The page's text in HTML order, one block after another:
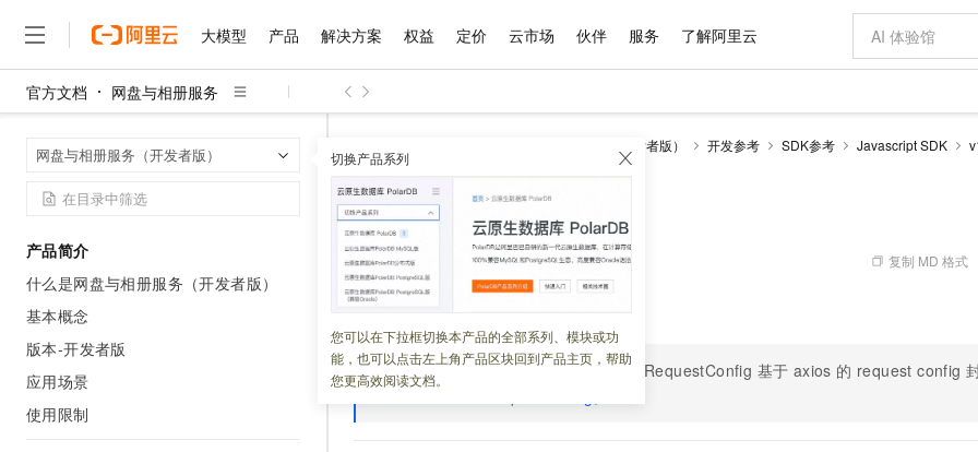
大模型 产品 解决方案 权益 定价 云市场 伙伴 服务 了解阿里云
官方文档 网盘与相册服务
网盘与相册服务（开发者版） 切换产品系列
您可以在下拉框切换本产品的全部系列、模块或功
能，也可以点击左上角产品区块回到产品主页，帮助
您更高效阅读文档。
产品简介
什么是网盘与相册服务（开发者版）
基本概念
版本-开发者版
应用场景
使用限制
网盘与相册服务（开发者版） 开发参考 SDK参考 Javascript SDK
角色授权
更新时间： 2025-12-22 03:01:28 复制 MD 格式
说明 请求参数中的 options: IPDSRequestConfig 基于 axios 的 request config
大模型
大模型
大模型
文本生成
Qwen3.8-Max HOT
智能体时代全能旗舰模型
Qwen3.7-Plus
Kimi 最新旗舰模型，长程编程与推理利器
Deepseek-v4-pro
让文字生成
产品
精选产品
人工智能与机器学习
容器
存储
精选产品
大模型服务平台百炼
大模型服务与应用平台
千问大模型
多元化、高性能、安全可靠的大模型服务
无影云电脑
随时随地安全接入的云上超级电脑
云解析DNS
域名与网站
对象存储 OSS
一站式AI开发、训练和推理服务
Qoder CN 云原生数据
解决方案
精选解决方案
AI
大数据
现代化应用
精选解决方案
千问办公，解锁你的工作新方式
企业级Agent产品，直接交付可用成果
Agency Agents：拥有专属领域专家
多领域专家智能体,一键组建 AI 虚拟交付团队
HappyHorse 打造一站式影视创作平台
快速拥有专属 OpenClaw
睿译宝，AI翻译排版一步到位
GLM-5.2：长任务时代开源旗舰模型
自主进化，持久记忆，越用越聪明
Claude Code + GStack 打造工程团队
轻松解锁专属
低代码高效
权益 普惠上云
普惠上云 官方力荐
云服务器38元/年起，超值低价云产品抢先购
官方推荐返现计划
推荐新用户得奖励，单订单最高返9万
云工开物
高校专属算力普惠，学生认证享300元代金券
免费试用
AI 特惠
智启 AI 普惠权益
阿里云 OPC 创新助力计划
至高百万元 Token 补贴，加速一人公司成长
Qwen3.8-Max 首发尝鲜，限时加量 10 倍，夜间低至2折
千问办公，限时限量积分加倍 NEW
AI 场景体
从图文生成到
AI 建站
定价 产品定价
了解云产品的定价详情
云上成本管理
管理和优化成本
价格计算器
自助选配和估算价格
价格优势
推动算力普惠，释放技术红利
配置报价
云市场 精选商城
网站建设
多端小程序
Salesforce 国际版订阅
友盟天域
观测云
Tuya 物联网平台阿里云版
蓝凌 OA
数据与 API
数据集
身份实名认证
短信
OCR 文字识别
发票查验
天气预报查询
基础软件
全能环境
伙伴 成为销售伙伴
分销伙伴
咨询伙伴
销售伙伴合作计划
Salesforce On Alibaba Cloud
Consulting Partner 合作计划
成为产品伙伴
产品生态集成认证中心
产品生态伙伴工作台
产品伙伴
Salesforce
服务 售前咨询
在线服务
售后服务
自助服务
工单服务
短信专区
企业增值服务
企业支持计划
企业增值服务台
服务实践
阿里云认证
了解阿里云 为什么选择阿里云
什么是云计算
技术领先
稳定可靠
安全合规
分析师报告
研究报告与白皮书
天池大赛
最佳实践
云上春晚
云栖战略参考
云上的中国
金融模力时刻
客户案例
市场活动